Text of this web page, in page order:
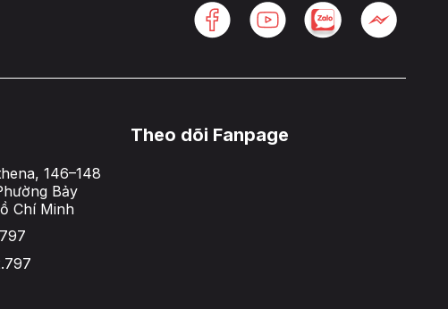
146–148
Bảy
Chí Minh
Theo dõi Fanpage